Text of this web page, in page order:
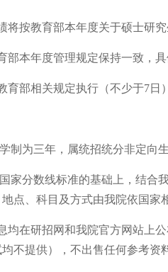
将按教育部本年度关于硕士研
部本年度管理规定保持一致，
部相关规定执行（不少于7日
制为三年，属统招统分非定向
家分数线标准的基础上，结合
点、科目及方式由我院依国家
均在研招网和我院官方网站上
不提供），不出售任何参考资